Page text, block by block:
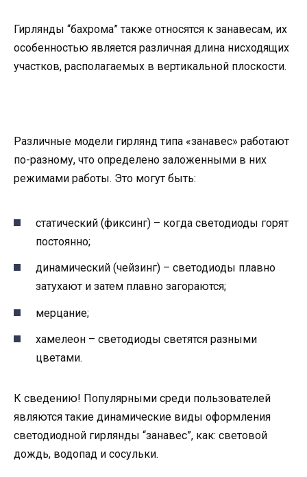
Гирлянды “бахрома” также относятся к занавесам, их
особенностью является различная длина нисходящих
участков, располагаемых в вертикальной плоскости.
Различные модели гирлянд типа «занавес» работают
по-разному, что определено заложенными в них
режимами работы. Это могут быть:
статический (фиксинг) – когда светодиоды горят
постоянно;
динамический (чейзинг) – светодиоды плавно
затухают и затем плавно загораются;
мерцание;
хамелеон – светодиоды светятся разными
цветами.
К сведению! Популярными среди пользователей
являются такие динамические виды оформления
светодиодной гирлянды “занавес”, как: световой
дождь, водопад и сосульки.